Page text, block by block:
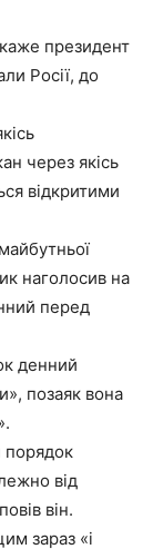
президент
Росії, до
через якісь
відкритими
наголосив на
перед
денний
позаяк вона
порядок
від
він.
зараз «і